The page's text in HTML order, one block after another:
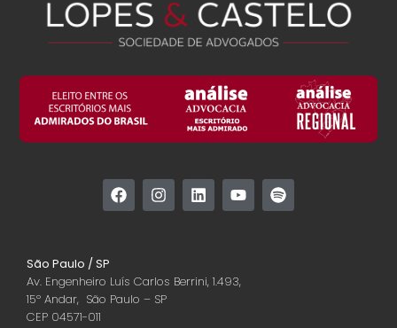
São Paulo / SP
Av. Engenheiro Luís Carlos Berrini, 1.493,
15º Andar, São Paulo – SP
CEP 04571-011